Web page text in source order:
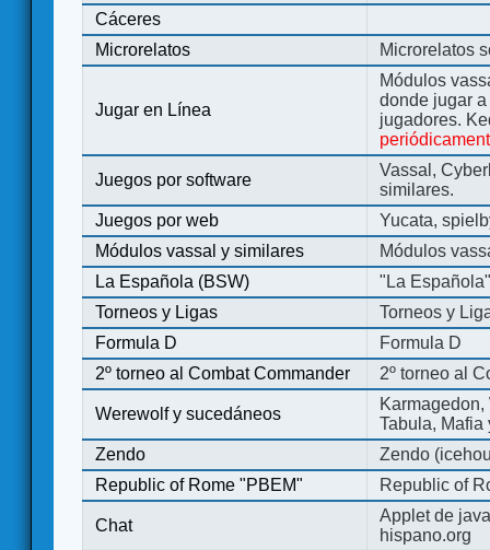
Cáceres
Microrelatos
Microrelatos
Jugar en Línea
Módulos
donde jugar
jugadores.
Juegos por software
Vassal,
similares.
Juegos por web
Yucata,
Módulos vassal y similares
Módulos
La Española (BSW)
"La
Torneos y Ligas
Torneos y
Formula D
Formula D
2º torneo al Combat Commander
2º torneo al
Werewolf y sucedáneos
Tabula, Mafia
Zendo
Zendo
Republic of Rome "PBEM"
Republic of
Chat
Applet de
hispano.org